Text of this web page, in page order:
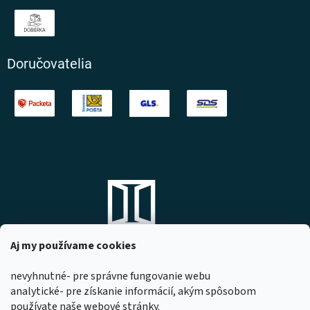
Aj my používame cookies
nevyhnutné- pre správne fungovanie webu
analytické- pre získanie informácií, akým spôsobom
používate naše webové stránky.
Doručovatelia
DOMOVO s.r.o.